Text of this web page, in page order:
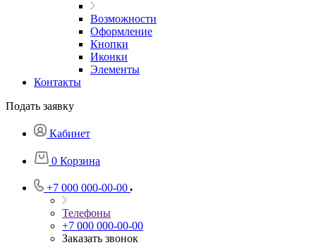
Возможности
Оформление
Кнопки
Иконки
Элементы
Контакты
Подать заявку
Кабинет
0 Корзина
+7 000 000-00-00
Телефоны
+7 000 000-00-00
Заказать звонок